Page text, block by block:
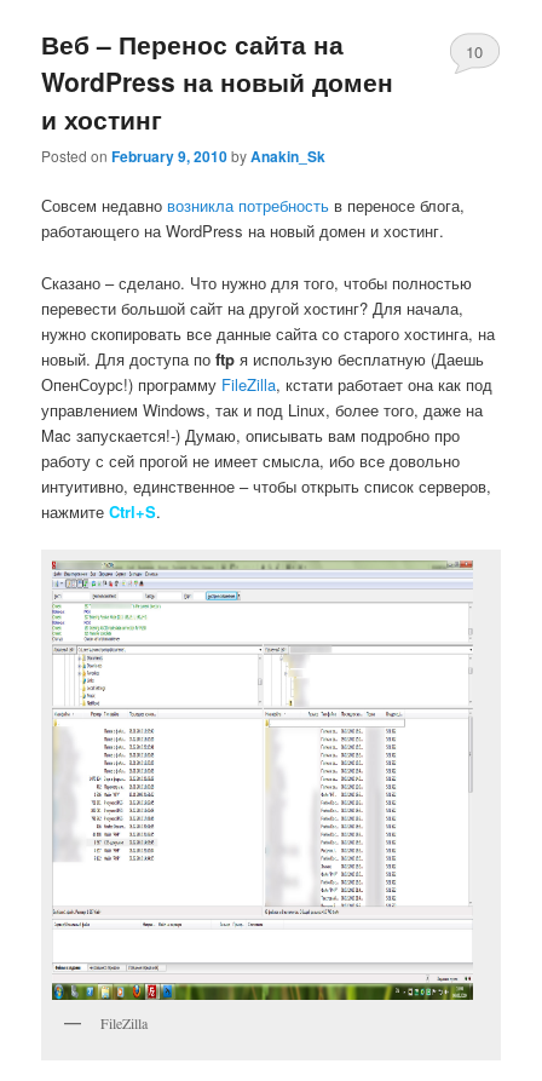
Веб – Перенос сайта на
WordPress на новый домен
и хостинг
Posted onFebruary 9, 2010byAnakin_Sk
10
Совсем недавно возникла потребность в переносе блога,
работающего на WordPress на новый домен и хостинг.
Сказано – сделано. Что нужно для того, чтобы полностью
перевести большой сайт на другой хостинг? Для начала,
нужно скопировать все данные сайта со старого хостинга, на
новый. Для доступа поftp я использую бесплатную (Даешь
ОпенСоурс!) программу FileZilla, кстати работает она как под
управлением Windows, так и под Linux, более того, даже на
Mac запускается!-) Думаю, описывать вам подробно про
работу с сей прогой не имеет смысла, ибо все довольно
интуитивно, единственное – чтобы открыть список серверов,
нажмитеCtrl+S.
FileZilla